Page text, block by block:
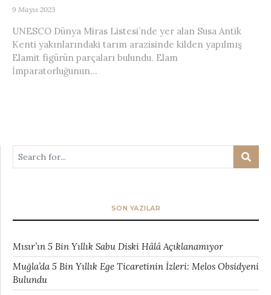
9 Mayıs 2023
UNESCO Dünya Miras Listesi’nde yer alan Susa Antik
Kenti yakınlarındaki tarım arazisinde kilden yapılmış
Elamit figürün parçaları bulundu. Elam
İmparatorluğunun...
SON YAZILAR
Mısır’ın 5 Bin Yıllık Sabu Diski Hâlâ Açıklanamıyor
Muğla’da 5 Bin Yıllık Ege Ticaretinin İzleri: Melos Obsidyeni
Bulundu